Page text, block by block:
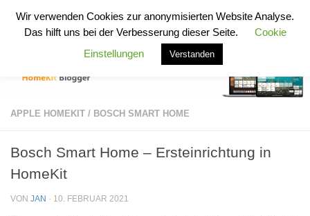
Zum Inhalt springen
HomeKit Blogger
APPLE HOMEKIT / BOSCH SMART HOME
Bosch Smart Home – Ersteinrichtung in
HomeKit
VON JAN · 10. FEBRUAR 2021
Wir verwenden Cookies zur anonymisierten Website Analyse.
Das hilft uns bei der Verbesserung dieser Seite.
Cookie
Einstellungen
Verstanden